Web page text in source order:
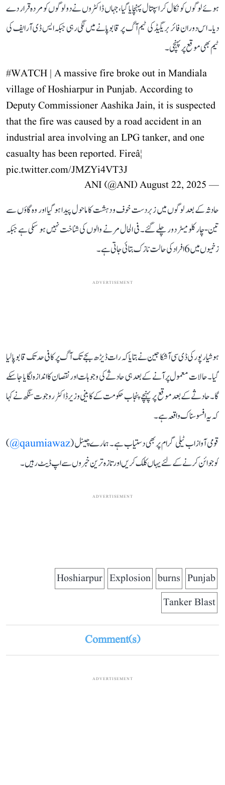
ہوئے لوگوں کو نکال کر اسپتال پہنچایا گیا، جہاں ڈاکٹروں نے دو لوگوں کو مردہ قرار دے
دیا۔ اس دوران فائر بریگیڈ کی ٹیم آگ پر قابو پانے میں لگی رہی جبکہ ایس ڈی آر ایف کی
ٹیم بھی موقع پر پہنچی۔
#WATCH | A massive fire broke out in Mandiala
village of Hoshiarpur in Punjab. According to
Deputy Commissioner Aashika Jain, it is suspected
that the fire was caused by a road accident in an
industrial area involving an LPG tanker, and one
casualty has been reported. Fireâ¦
pic.twitter.com/JMZYi4VT3J
— ANI (@ANI)
August 22, 2025
حادثہ کے بعد لوگوں میں زبردست خوف و دہشت کا ماحول پیدا ہو گیا اور وہ گاؤں سے
تین-چار کلومیٹر دور چلے گئے۔ فی الحال مرنے والوں کی شناخت نہیں ہو سکی ہے جبکہ
زخمیوں میں 6 افراد کی حالت نازک بتائی جاتی ہے۔
ADVERTISEMENT
ہوشیار پور کی ڈی سی آشکا جین نے بتایا کہ رات ڈیڑھ بجے تک آگ پر کافی حد تک قابو پا لیا
گیا۔ حالات معمول پر آنے کے بعد ہی حادثے کی وجوہات اور نقصان کا اندازہ لگایا جا سکے
گا۔ حادثے کے بعد موقع پر پہنچے پنجاب حکومت کے کابینی وزیر ڈاکٹر روجوت سنگھ نے کہا
کہ یہ افسوسناک واقعہ ہے۔
قومی آواز اب ٹیلی گرام پر بھی دستیاب ہے۔ ہمارے چینل (qaumiawaz@
)
کو جوائن کرنے کے لئے یہاں کلک کریں اور تازہ ترین خبروں سے اپ ڈیٹ رہیں۔
ADVERTISEMENT
Punjab
burns
Explosion
Hoshiarpur
Tanker Blast
Comment(s)
ADVERTISEMENT